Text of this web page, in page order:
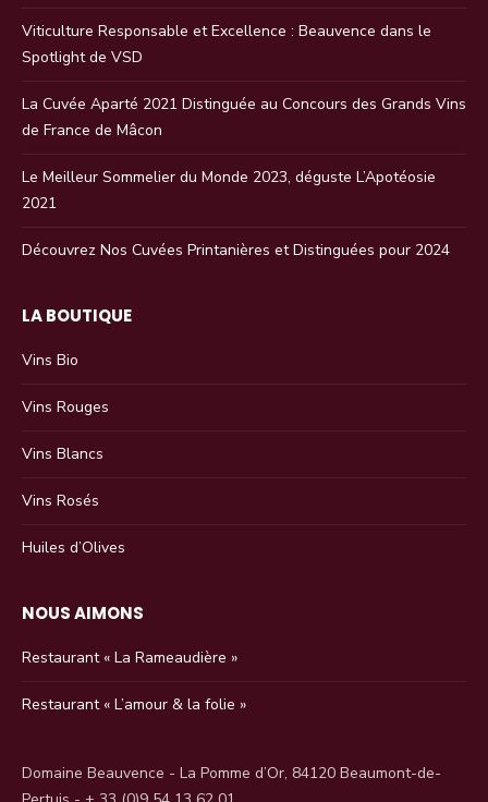
Viticulture Responsable et Excellence : Beauvence dans le
Spotlight de VSD
La Cuvée Aparté 2021 Distinguée au Concours des Grands Vins
de France de Mâcon
Le Meilleur Sommelier du Monde 2023, déguste L’Apotéosie
2021
Découvrez Nos Cuvées Printanières et Distinguées pour 2024
LA BOUTIQUE
Vins Bio
Vins Rouges
Vins Blancs
Vins Rosés
Huiles d’Olives
NOUS AIMONS
Restaurant « La Rameaudière »
Restaurant « L’amour & la folie »
Domaine Beauvence - La Pomme d’Or, 84120 Beaumont-de-